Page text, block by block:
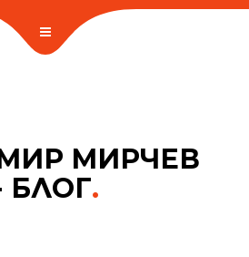
МИРЧЕВ
БЛОГ.